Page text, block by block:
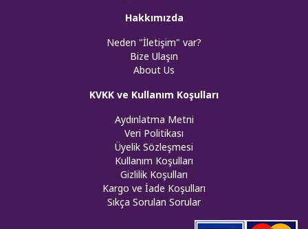
Hakkımızda
Neden "İletişim" var?
Bize Ulaşın
About Us
KVKK ve Kullanım Koşulları
Aydınlatma Metni
Veri Politikası
Üyelik Sözleşmesi
Kullanım Koşulları
Gizlilik Koşulları
Kargo ve İade Koşulları
Sıkça Sorulan Sorular